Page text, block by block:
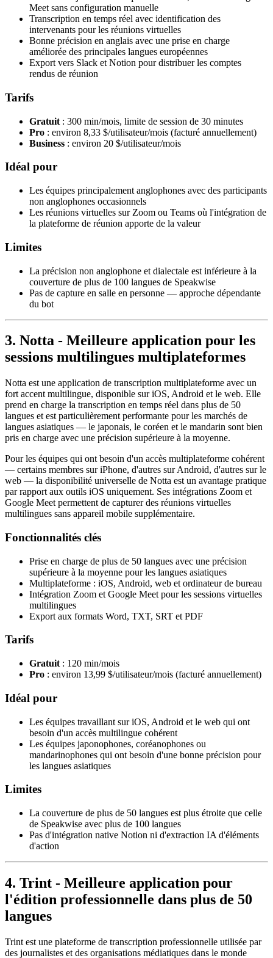
Meet sans configuration manuelle
Transcription en temps réel avec identification des
intervenants pour les réunions virtuelles
Bonne précision en anglais avec une prise en charge
améliorée des principales langues européennes
Export vers Slack et Notion pour distribuer les comptes
rendus de réunion
Tarifs
Gratuit : 300 min/mois, limite de session de 30 minutes
Pro : environ 8,33 $/utilisateur/mois (facturé annuellement)
Business : environ 20 $/utilisateur/mois
Idéal pour
Les équipes principalement anglophones avec des participants
non anglophones occasionnels
Les réunions virtuelles sur Zoom ou Teams où l'intégration de
la plateforme de réunion apporte de la valeur
Limites
La précision non anglophone et dialectale est inférieure à la
couverture de plus de 100 langues de Speakwise
Pas de capture en salle en personne — approche dépendante
du bot
3. Notta - Meilleure application pour les
sessions multilingues multiplateformes
Notta est une application de transcription multiplateforme avec un
fort accent multilingue, disponible sur iOS, Android et le web. Elle
prend en charge la transcription en temps réel dans plus de 50
langues et est particulièrement performante pour les marchés de
langues asiatiques — le japonais, le coréen et le mandarin sont bien
pris en charge avec une précision supérieure à la moyenne.
Pour les équipes qui ont besoin d'un accès multiplateforme cohérent
— certains membres sur iPhone, d'autres sur Android, d'autres sur le
web — la disponibilité universelle de Notta est un avantage pratique
par rapport aux outils iOS uniquement. Ses intégrations Zoom et
Google Meet permettent de capturer des réunions virtuelles
multilingues sans appareil mobile supplémentaire.
Fonctionnalités clés
Prise en charge de plus de 50 langues avec une précision
supérieure à la moyenne pour les langues asiatiques
Multiplateforme : iOS, Android, web et ordinateur de bureau
Intégration Zoom et Google Meet pour les sessions virtuelles
multilingues
Export aux formats Word, TXT, SRT et PDF
Tarifs
Gratuit : 120 min/mois
Pro : environ 13,99 $/utilisateur/mois (facturé annuellement)
Idéal pour
Les équipes travaillant sur iOS, Android et le web qui ont
besoin d'un accès multilingue cohérent
Les équipes japonophones, coréanophones ou
mandarinophones qui ont besoin d'une bonne précision pour
les langues asiatiques
Limites
La couverture de plus de 50 langues est plus étroite que celle
de Speakwise avec plus de 100 langues
Pas d'intégration native Notion ni d'extraction IA d'éléments
d'action
4. Trint - Meilleure application pour
l'édition professionnelle dans plus de 50
langues
Trint est une plateforme de transcription professionnelle utilisée par
des journalistes et des organisations médiatiques dans le monde